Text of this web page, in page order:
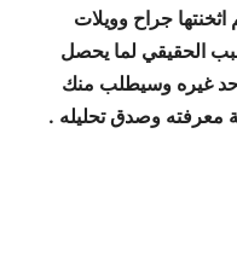
جراح وويلات
الحقيقي لما يحصل
غيره وسيطلب منك
معرفته وصدق تحليله .